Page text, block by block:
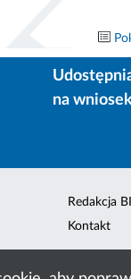
na wniosek
Redakcja
Kontakt